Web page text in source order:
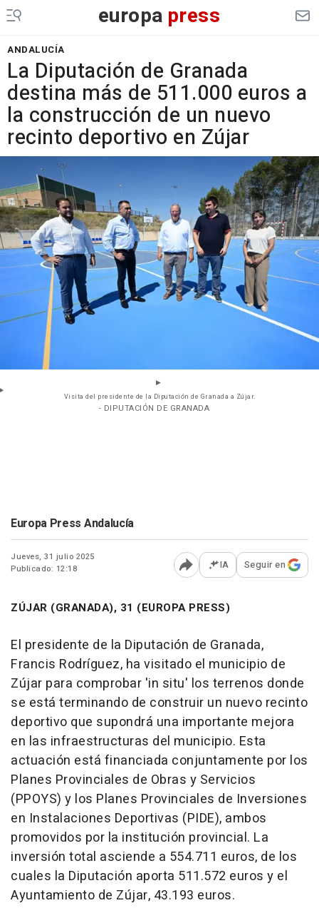
europa press
ANDALUCÍA
La Diputación de Granada
destina más de 511.000 euros a
la construcción de un nuevo
recinto deportivo en Zújar
Visita del presidente de la Diputación de Granada a Zújar.
- DIPUTACIÓN DE GRANADA
Europa Press Andalucía
Jueves, 31 julio 2025
Publicado: 12:18
Abrir opciones para
IA Seguir en
ZÚJAR (GRANADA), 31 (EUROPA PRESS)
El presidente de la Diputación de Granada,
Francis Rodríguez, ha visitado el municipio de
Zújar para comprobar 'in situ' los terrenos donde
se está terminando de construir un nuevo recinto
deportivo que supondrá una importante mejora
en las infraestructuras del municipio. Esta
actuación está financiada conjuntamente por los
Planes Provinciales de Obras y Servicios
(PPOYS) y los Planes Provinciales de Inversiones
en Instalaciones Deportivas (PIDE), ambos
promovidos por la institución provincial. La
inversión total asciende a 554.711 euros, de los
cuales la Diputación aporta 511.572 euros y el
Ayuntamiento de Zújar, 43.193 euros.